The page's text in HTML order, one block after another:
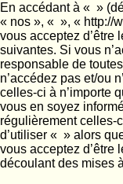
En accédant à « »
« nos », « », « http://
vous acceptez d’être
suivantes. Si vous
responsable de
n’accédez pas et/ou
celles-ci à n’importe
vous en soyez
régulièrement celles-
d’utiliser « » alors
vous acceptez d’être
découlant des mises